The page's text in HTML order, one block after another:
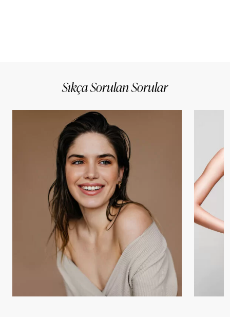
Sıkça Sorulan Sorular